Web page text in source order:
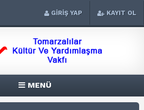
GİRİŞ YAP KAYIT OL
MENÜ